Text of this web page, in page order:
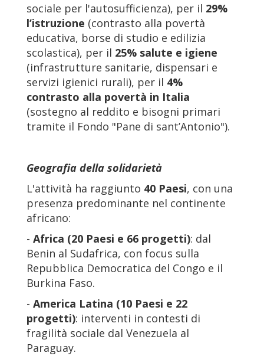
sociale per l'autosufficienza), per il 29%
l’istruzione (contrasto alla povertà
educativa, borse di studio e edilizia
scolastica), per il 25% salute e igiene
(infrastrutture sanitarie, dispensari e
servizi igienici rurali), per il 4%
contrasto alla povertà in Italia
(sostegno al reddito e bisogni primari
tramite il Fondo "Pane di sant’Antonio").
Geografia della solidarietà
L'attività ha raggiunto 40 Paesi, con una
presenza predominante nel continente
africano:
- Africa (20 Paesi e 66 progetti): dal
Benin al Sudafrica, con focus sulla
Repubblica Democratica del Congo e il
Burkina Faso.
- America Latina (10 Paesi e 22
progetti): interventi in contesti di
fragilità sociale dal Venezuela al
Paraguay.